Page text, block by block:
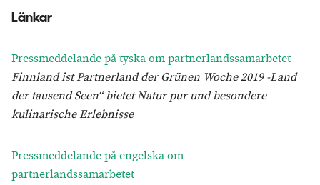
Länkar
Pressmeddelande på tyska om partnerlandssamarbetet
Finnland ist Partnerland der Grünen Woche 2019 -Land
der tausend Seen“ bietet Natur pur und besondere
kulinarische Erlebnisse
Pressmeddelande på engelska om
partnerlandssamarbetet